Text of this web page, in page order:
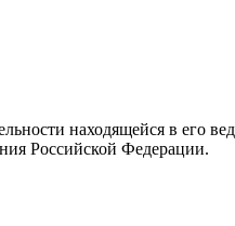
находящейся в его
Российской Федерации.